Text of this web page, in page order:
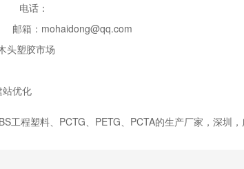
电话：
箱：mohaidong@qq.com
头塑胶市场
优化
工程塑料、PCTG、PETG、PCTA的生产厂家，深圳